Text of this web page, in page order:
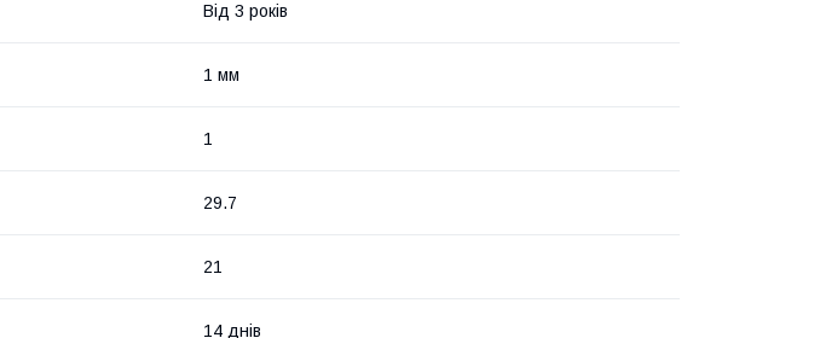
Від 3 років
1 мм
1
29.7
21
14 днів